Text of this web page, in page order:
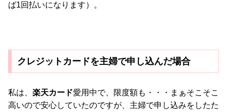
ば1回払いになります）。
クレジットカードを主婦で申し込んだ場合
私は、 楽天カード愛用中で、限度額も・・・まぁそこそこ
高いので安心していたのですが、主婦で申し込みをしたた